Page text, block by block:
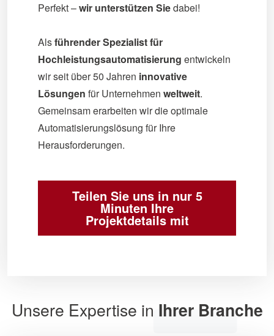
Perfekt –wir unterstützen Siedabei!
Alsführender Spezialist für
Hochleistungsautomatisierung entwickeln
wir seit über 50 Jahren innovative
Lösungen für Unternehmen weltweit.
Gemeinsam erarbeiten wir die optimale
Automatisierungslösung für Ihre
Herausforderungen.
Teilen Sie uns in nur 5
Minuten Ihre
Projektdetails mit
Unsere Expertise in Ihrer Branche